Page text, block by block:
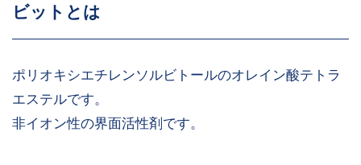
ビットとは
ポリオキシエチレンソルビトールのオレイン酸テトラ
エステルです。
非イオン性の界面活性剤です。